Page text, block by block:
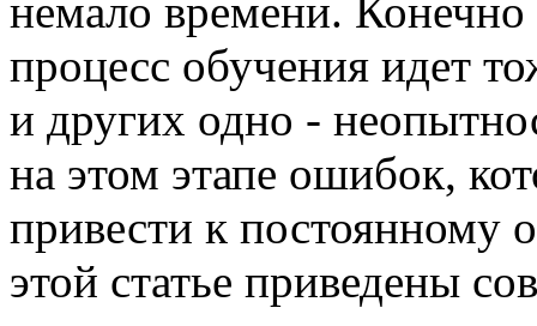
немало времени.
процесс обучения идет
и других одно -
на этом этапе ошибок,
привести к
этой статье приведены